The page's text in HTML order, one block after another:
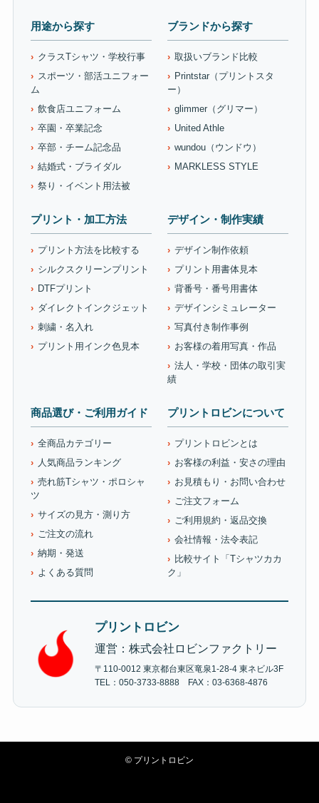
用途から探す
クラスTシャツ・学校行事
スポーツ・部活ユニフォー
ム
飲食店ユニフォーム
卒園・卒業記念
卒部・チーム記念品
結婚式・ブライダル
祭り・イベント用法被
ブランドから探す
取扱いブランド比較
Printstar（プリントスタ
ー）
glimmer（グリマー）
United Athle
wundou（ウンドウ）
MARKLESS STYLE
プリント・加工方法
プリント方法を比較する
シルクスクリーンプリント
DTFプリント
ダイレクトインクジェット
刺繍・名入れ
プリント用インク色見本
デザイン・制作実績
デザイン制作依頼
プリント用書体見本
背番号・番号用書体
デザインシミュレーター
写真付き制作事例
お客様の着用写真・作品
法人・学校・団体の取引実
績
商品選び・ご利用ガイド
全商品カテゴリー
人気商品ランキング
売れ筋Tシャツ・ポロシャ
ツ
サイズの見方・測り方
ご注文の流れ
納期・発送
よくある質問
プリントロビンについて
プリントロビンとは
お客様の利益・安さの理由
お見積もり・お問い合わせ
ご注文フォーム
ご利用規約・返品交換
会社情報・法令表記
比較サイト「Tシャツカカ
ク」
プリントロビン
運営：株式会社ロビンファクトリー
〒110-0012 東京都台東区竜泉1-28-4 東ネビル3F
TEL：050-3733-8888 FAX：03-6368-4876
© プリントロビン